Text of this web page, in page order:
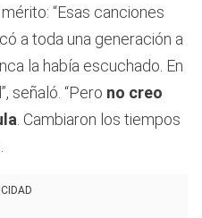
“Esas canciones
a toda una generación a
la había escuchado. En
señaló. “Pero no creo
. Cambiaron los tiempos